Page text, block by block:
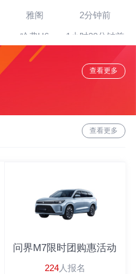
雅阁 2分钟前
哈弗H6 1小时20分钟前
英朗
1天前
宝马7系 22分钟前
20分钟前
英朗 2分钟前
奔驰 1分钟前
丰田C-HR 10分钟前
查看更多
查看更多
问界M7限时团购惠活动
224人报名